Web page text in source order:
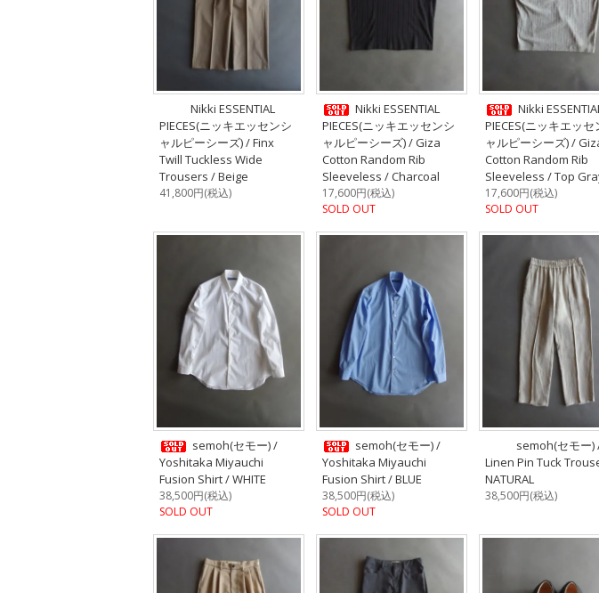
Nikki ESSENTIAL
PIECES(ニッキエッセンシ
ャルピーシーズ) / Finx
Twill Tuckless Wide
Trousers / Beige
41,800円(税込)
Nikki ESSENTIAL
PIECES(ニッキエッセンシ
ャルピーシーズ) / Giza
Cotton Random Rib
Sleeveless / Charcoal
17,600円(税込)
SOLD OUT
Nikki
PIECES(ニッキエッセ
ャルピーシーズ) /
Cotton Random Rib
Sleeveless / Top
17,600円(税込)
SOLD OUT
semoh(セモー) /
Yoshitaka Miyauchi
Fusion Shirt / WHITE
38,500円(税込)
SOLD OUT
semoh(セモー) /
Yoshitaka Miyauchi
Fusion Shirt / BLUE
38,500円(税込)
SOLD OUT
semoh(セモー)
Linen Pin Tuck
NATURAL
38,500円(税込)